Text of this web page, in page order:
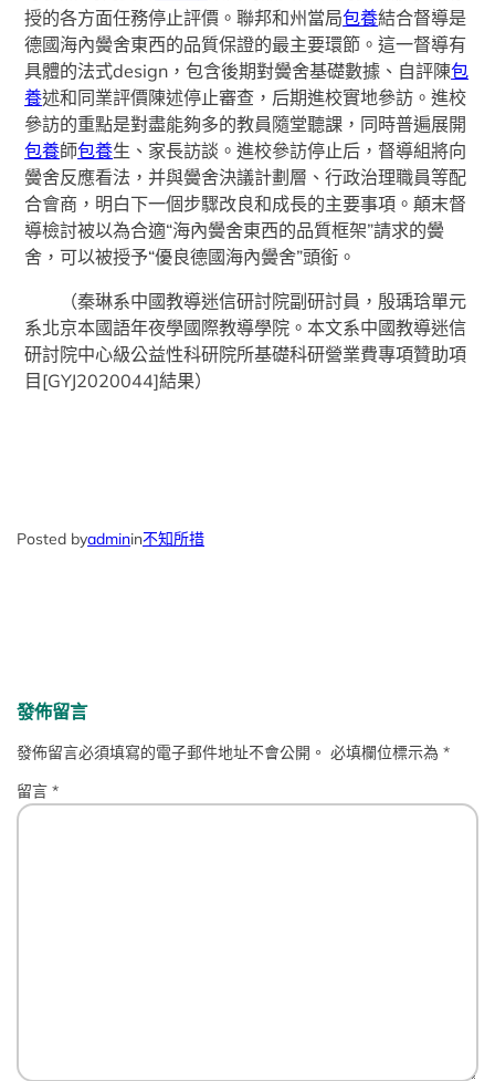
授的各方面任務停止評價。聯邦和州當局包養結合督導是
德國海內黌舍東西的品質保證的最主要環節。這一督導有
具體的法式design，包含後期對黌舍基礎數據、自評陳包
養述和同業評價陳述停止審查，后期進校實地參訪。進校
參訪的重點是對盡能夠多的教員隨堂聽課，同時普遍展開
包養師包養生、家長訪談。進校參訪停止后，督導組將向
黌舍反應看法，并與黌舍決議計劃層、行政治理職員等配
合會商，明白下一個步驟改良和成長的主要事項。顛末督
導檢討被以為合適“海內黌舍東西的品質框架”請求的黌
舍，可以被授予“優良德國海內黌舍”頭銜。
（秦琳系中國教導迷信研討院副研討員，殷瑀琀單元
系北京本國語年夜學國際教導學院。本文系中國教導迷信
研討院中心級公益性科研院所基礎科研營業費專項贊助項
目[GYJ2020044]結果）
Posted byadminin不知所措
發佈留言
發佈留言必須填寫的電子郵件地址不會公開。 必填欄位標示為*
留言*